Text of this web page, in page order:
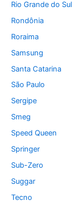
Rio Grande do Sul
Rondônia
Roraima
Samsung
Santa Catarina
São Paulo
Sergipe
Smeg
Speed Queen
Springer
Sub-Zero
Suggar
Tecno